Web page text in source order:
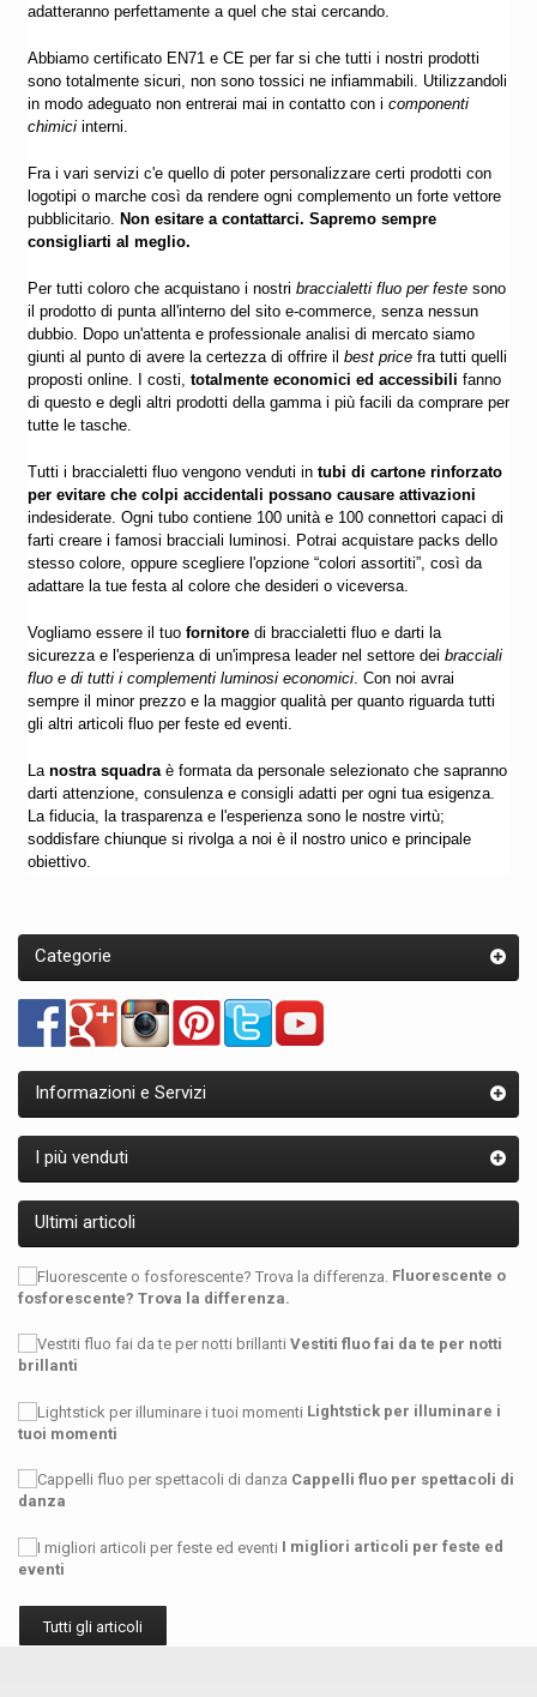
adatteranno perfettamente a quel che stai cercando.
Abbiamo certificato EN71 e CE per far si che tutti i nostri prodotti
sono totalmente sicuri, non sono tossici ne infiammabili. Utilizzandoli
in modo adeguato non entrerai mai in contatto con i componenti
chimici interni.
Fra i vari servizi c'e quello di poter personalizzare certi prodotti con
logotipi o marche così da rendere ogni complemento un forte vettore
pubblicitario. Non esitare a contattarci. Sapremo sempre
consigliarti al meglio.
Per tutti coloro che acquistano i nostri braccialetti fluo per feste sono
il prodotto di punta all'interno del sito e-commerce, senza nessun
dubbio. Dopo un'attenta e professionale analisi di mercato siamo
giunti al punto di avere la certezza di offrire il best price fra tutti quelli
proposti online. I costi, totalmente economici ed accessibili fanno
di questo e degli altri prodotti della gamma i più facili da comprare per
tutte le tasche.
Tutti i braccialetti fluo vengono venduti in tubi di cartone rinforzato
per evitare che colpi accidentali possano causare attivazioni
indesiderate. Ogni tubo contiene 100 unità e 100 connettori capaci di
farti creare i famosi bracciali luminosi. Potrai acquistare packs dello
stesso colore, oppure scegliere l'opzione “colori assortiti”, così da
adattare la tue festa al colore che desideri o viceversa.
Vogliamo essere il tuo fornitore di braccialetti fluo e darti la
sicurezza e l'esperienza di un'impresa leader nel settore dei bracciali
fluo e di tutti i complementi luminosi economici. Con noi avrai
sempre il minor prezzo e la maggior qualità per quanto riguarda tutti
gli altri articoli fluo per feste ed eventi.
La nostra squadraè formata da personale selezionato che sapranno
darti attenzione, consulenza e consigli adatti per ogni tua esigenza.
La fiducia, la trasparenza e l'esperienza sono le nostre virtù;
soddisfare chiunque si rivolga a noi è il nostro unico e principale
obiettivo.
Categorie
Informazioni e Servizi
I più venduti
Ultimi articoli
Fluorescente o
fosforescente? Trova la differenza.
Vestiti fluo fai da te per notti
brillanti
Lightstick per illuminare i
tuoi momenti
Cappelli fluo per spettacoli di
danza
I migliori articoli per feste ed
eventi
Tutti gli articoli